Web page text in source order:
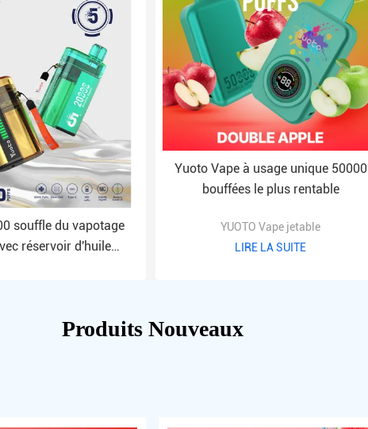
souffle du vapotage
réservoir d'huile
Yuoto Vape à usage unique 50000
bouffées le plus rentable
YUOTO Vape jetable
LIRE LA SUITE
Produits Nouveaux